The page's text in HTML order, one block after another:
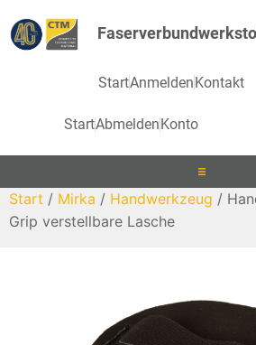
StartAnmeldenKontakt
StartAbmelden Konto
Laminieren
Kleben
Start / Mirka / Handwerkzeug /
Grip verstellbare Lasche